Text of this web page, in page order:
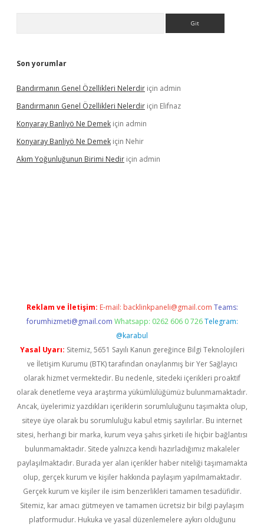
Son yorumlar
Bandırmanın Genel Özellikleri Nelerdir için admin
Bandırmanın Genel Özellikleri Nelerdir için Elifnaz
Konyaray Banliyö Ne Demek için admin
Konyaray Banliyö Ne Demek için Nehir
Akım Yoğunluğunun Birimi Nedir için admin
Reklam ve İletişim: E-mail: backlinkpaneli@gmail.com Teams:
forumhizmeti@gmail.com Whatsapp: 0262 606 0 726 Telegram:
@karabul
Yasal Uyarı: Sitemiz, 5651 Sayılı Kanun gereğince Bilgi Teknolojileri
ve İletişim Kurumu (BTK) tarafından onaylanmış bir Yer Sağlayıcı
olarak hizmet vermektedir. Bu nedenle, sitedeki içerikleri proaktif
olarak denetleme veya araştırma yükümlülüğümüz bulunmamaktadır.
Ancak, üyelerimiz yazdıkları içeriklerin sorumluluğunu taşımakta olup,
siteye üye olarak bu sorumluluğu kabul etmiş sayılırlar. Bu internet
sitesi, herhangi bir marka, kurum veya şahıs şirketi ile hiçbir bağlantısı
bulunmamaktadır. Sitede yalnızca kendi hazırladığımız makaleler
paylaşılmaktadır. Burada yer alan içerikler haber niteliği taşımamakta
olup, gerçek kurum ve kişiler hakkında paylaşım yapılmamaktadır.
Gerçek kurum ve kişiler ile isim benzerlikleri tamamen tesadüfidir.
Sitemiz, kar amacı gütmeyen ve tamamen ücretsiz bir bilgi paylaşım
platformudur. Hukuka ve yasal düzenlemelere aykırı olduğunu